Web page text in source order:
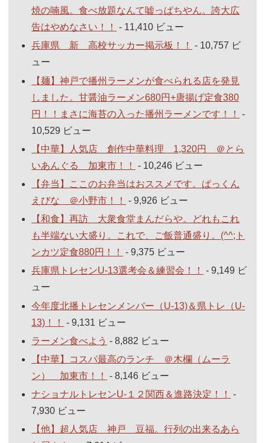
焼の喃風。食べ放題なんて嘘っぱちやん。誇大広
告はやめなさい！！
- 11,410 ビュー
兵庫県 新 高校サッカー掲示板！！
- 10,757 ビ
ュー
【麺】神戸で播州ラーメンが食べられる店を発見
しました。甘醤油ラーメン680円+唐揚げ定食380
円！！まさに海苔の入った播州ラーメンです！！
-
10,529 ビュー
【中華】人気店 創作中華料理 1,320円 ＠とら
いあんぐる 加東市！！
- 10,246 ビュー
【弁当】ここのお弁当はおススメです。ぱっくん
えびな ＠小野市！！
- 9,926 ビュー
【和食】再訪 大衆食堂まんだらや。どれもこれ
も半端ない大盛り。これで、ご飯普通盛り。(^^;ト
ンカツ定食880円！！
- 9,375 ビュー
兵庫県トレセンU-13選考会＆練習会！！
- 9,149 ビ
ュー
今年度北播トレセンメンバー（U-13)＆県トレ（U-
13)！！
- 9,131 ビュー
ラーメン食べよう - 8,882 ビュー
【中華】コスパ最高のランチ ＠木欄（ムーラ
ン） 加東市！！
- 8,146 ビュー
ナショナルトレセンU-１２関西＆進路決定！！
-
7,930 ビュー
【他】超人気店 神戸 豆福。行列の出来るあら